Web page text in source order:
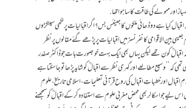
اور ممولے کی طاقت کا سا ہوا تھا.
کیا ہے دو ڈھائی ملکوں کا جینئس بس؟ اگر اقبالیات پر لکھی سینکڑوں
جیسی بین الاقوامی کانفرنسز میں اقبالیات پر پڑھے گئے مقالوں پر نظر
کہ اقبالؒ کون تھے لیکن یہاں بھی ایک بہت خوبصورت بات جو ڈاکٹر صفدر
تھی کہ ’’وسیع مطالعے اور گہری نظر سے اقبالؒ کو شاید پڑھا تو جاسکتا ہے
اقبال اور خطباتِ اقبال کی روح قرآنی تعلیمات، اسلامی تاریخ، علومِ
لیے جو اسکالر بھی محض مغربی علوم سے استفادہ کرکے اقبالؒ کو سمجھنے